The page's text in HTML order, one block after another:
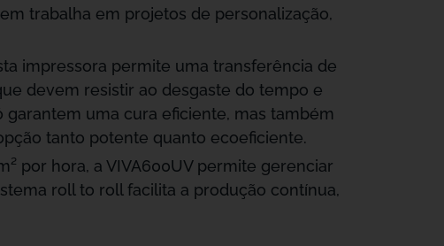
trabalha em projetos de personalização,
impressora permite uma transferência de
devem resistir ao desgaste do tempo e
garantem uma cura eficiente, mas também
tanto potente quanto ecoeficiente.
por hora, a VIVA600UV permite gerenciar
roll to roll facilita a produção contínua,